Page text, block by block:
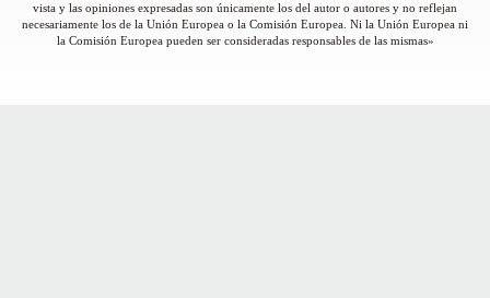
vista y las opiniones expresadas son únicamente los del autor o autores y no reflejan
necesariamente los de la Unión Europea o la Comisión Europea. Ni la Unión Europea ni
la Comisión Europea pueden ser consideradas responsables de las mismas»